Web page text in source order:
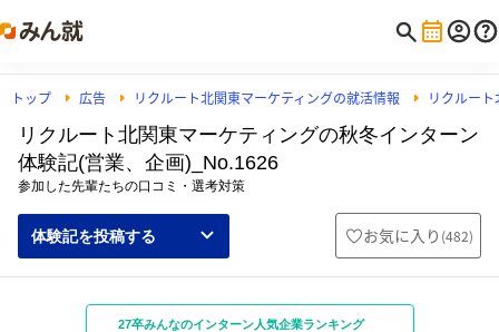
トップ 広告 リクルート北関東マーケティングの就活情報 リクルー
リクルート北関東マーケティングの秋冬インターン
体験記(営業、企画)_No.1626
参加した先輩たちの口コミ・選考対策
体験記を投稿する お気に入り (482)
27卒みんなのインターン人気企業ランキング